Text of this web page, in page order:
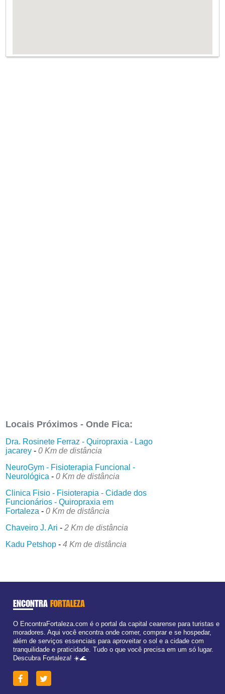
Locais Próximos - Onde Fica:
Dra. Rosinete Ferraz - Quiropraxia - Lago
jacarey -0 Km de distância
NeuroGym - Fisioterapia Funcional -
Neurológica -0 Km de distância
Clinica Fisio - Fisioterapia - Cidade dos
Funcionários - Quiropraxia em
Fortaleza -0 Km de distância
Chaveiro J. Ari -2 Km de distância
Kadu Petshop -4 Km de distância
ENCONTRA FORTALEZA
O EncontraFortaleza.com é o portal da capital cearense para turistas e
moradores. Aqui você encontra onde comer, comprar e se hospedar,
além de serviços essenciais para aproveitar o sol e a cidade com
tranquilidade e praticidade. Tudo o que você precisa em um só lugar.
Descubra Fortaleza! ☀️🌊